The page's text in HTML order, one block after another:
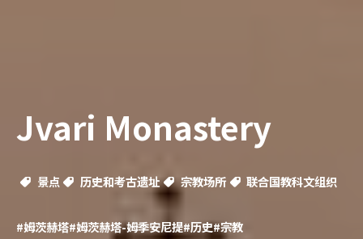
Jvari Monastery
景点 历史和考古遗址 宗教场所 联合国教科文组织
#姆茨赫塔#姆茨赫塔-姆季安尼提#历史#宗教